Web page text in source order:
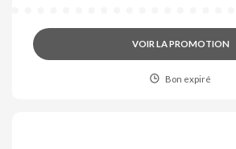
VOIR LA PROMOTION
Bon expiré